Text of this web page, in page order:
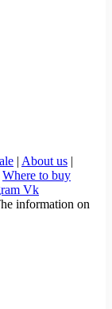
| About us |
Where to buy
Vk
information on